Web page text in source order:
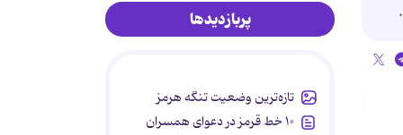
پربازدیدها
تازه‌ترین وضعیت تنگه هرمز
۱۰ خط قرمز در دعوای همسران